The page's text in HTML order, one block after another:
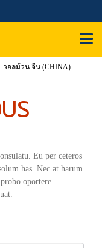
วอลม้วน จีน (CHINA)
Eu per ceteros
has. Nec at harum
oportere